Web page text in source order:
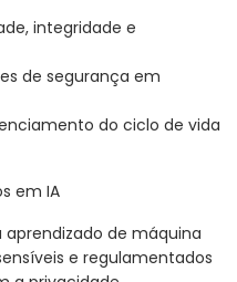
integridade e
de segurança em
do ciclo de vida
em IA
de máquina
e regulamentados